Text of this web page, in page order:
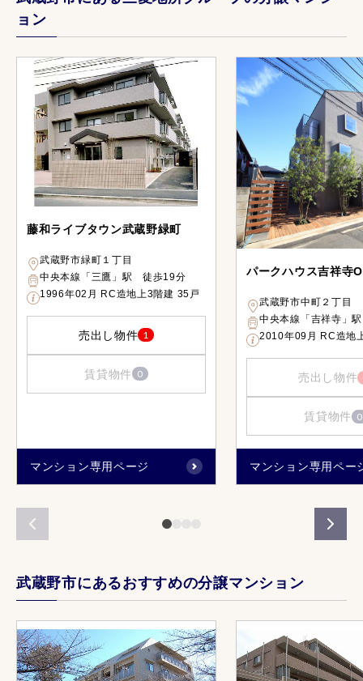
ョン
藤和ライブタウン武蔵野緑町
武蔵野市緑町１丁目
中央本線「三鷹」駅 徒歩19分
1996年02月 RC造地上3階建 35戸
売出し物件 1
賃貸物件 0
マンション専用ページ
パークハウス吉祥寺
武蔵野市中町２丁目
中央本線「吉祥寺」
2010年09月 RC造地
売出し物件
賃貸物件 0
マンション専用ペー
武蔵野市にあるおすすめの分譲マンション